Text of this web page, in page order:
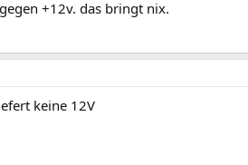
+12v. das bringt nix.
keine 12V